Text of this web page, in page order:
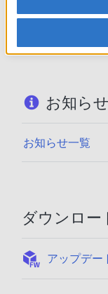
重要なお知らせ
お知らせ
お知らせ一覧
ダウンロー
アップデー